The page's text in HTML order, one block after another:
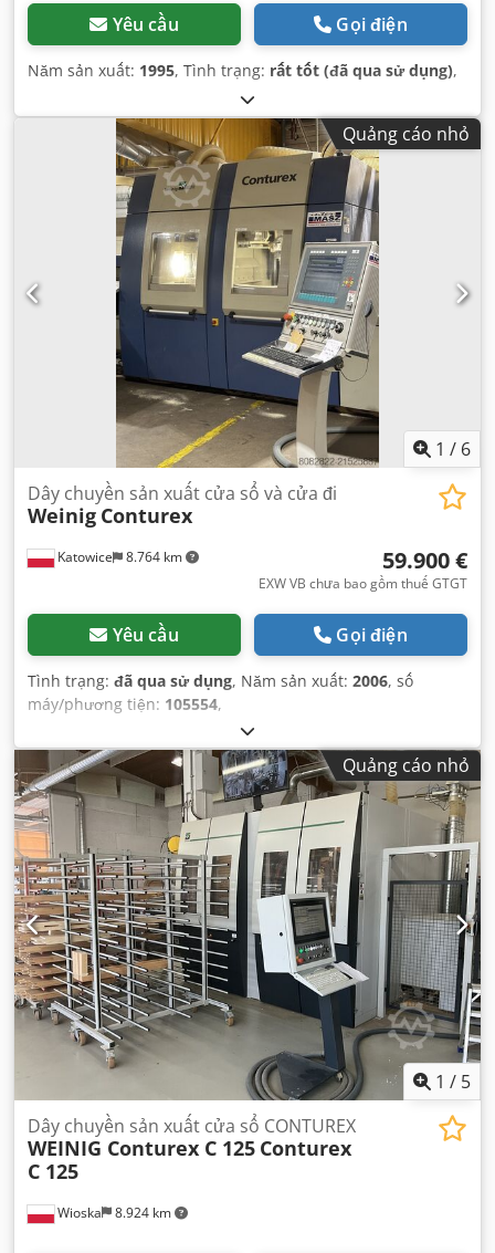
Yêu cầu Gọi điện
Năm sản xuất: 1995, Tình trạng: rất tốt (đã qua sử dụng),
Quảng cáo nhỏ
1 / 6
Katowice 8.764 km
Dây chuyền sản xuất cửa sổ và cửa đi
Weinig Conturex
59.900 €
EXW VB chưa bao gồm thuế GTGT
Yêu cầu Gọi điện
Tình trạng: đã qua sử dụng, Năm sản xuất: 2006, số
máy/phương tiện: 105554,
Quảng cáo nhỏ
1 / 5
Wioska 8.924 km
Dây chuyền sản xuất cửa sổ CONTUREX
WEINIG Conturex C 125 Conturex
C 125